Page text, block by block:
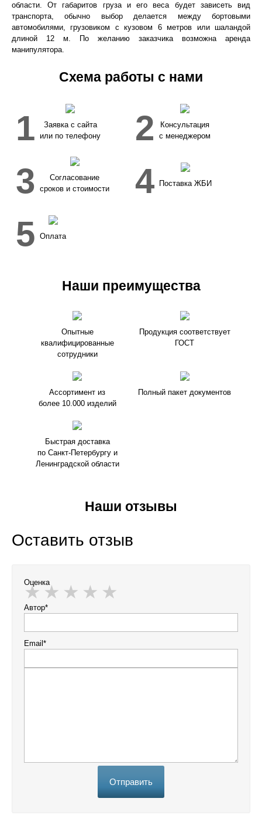
области. От габаритов груза и его веса будет зависеть вид
транспорта, обычно выбор делается между бортовыми
автомобилями, грузовиком с кузовом 6 метров или шаландой
длиной 12 м. По желанию заказчика возможна аренда
манипулятора.
Схема работы с нами
1
Заявка с сайта
или по телефону
2
Консультация
с менеджером
3
Согласование
сроков и стоимости
4 Поставка ЖБИ
5 Оплата
Наши преимущества
Опытные
квалифицированные
сотрудники
Продукция соответствует
ГОСТ
Ассортимент из
более 10.000 изделий
Полный пакет документов
Быстрая доставка
по Санкт-Петербургу и
Ленинградской области
Наши отзывы
Оставить отзыв
Оценка
Автор*
Email*
Отправить